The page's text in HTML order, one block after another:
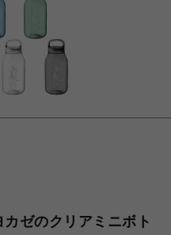
カゼのクリアミニボト